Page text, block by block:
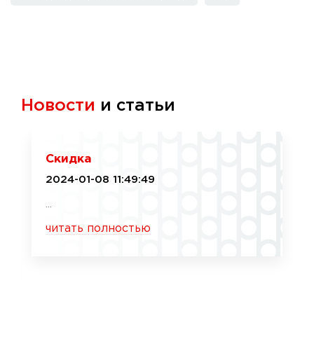
Новости и статьи
Скидка
2024-01-08 11:49:49
читать полностью